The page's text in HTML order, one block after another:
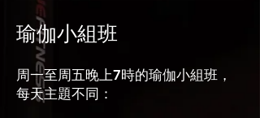
瑜伽小組班
周一至周五晚上7時的瑜伽小組班，
每天主題不同：